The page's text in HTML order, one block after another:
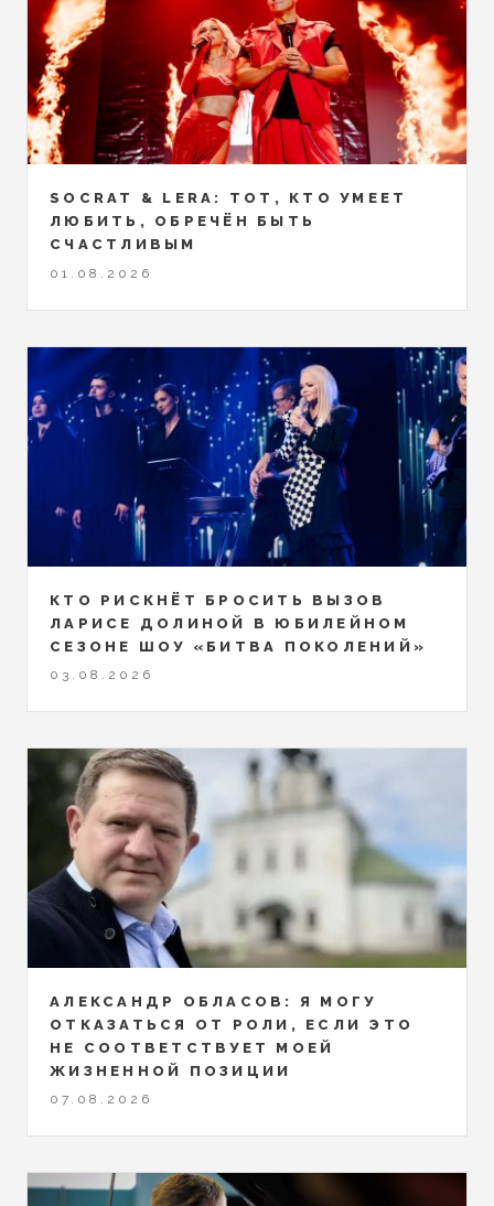
SOCRAT & LERA: ТОТ, КТО УМЕЕТ
ЛЮБИТЬ, ОБРЕЧЁН БЫТЬ
СЧАСТЛИВЫМ
01.08.2026
КТО РИСКНЁТ БРОСИТЬ ВЫЗОВ
ЛАРИСЕ ДОЛИНОЙ В ЮБИЛЕЙНОМ
СЕЗОНЕ ШОУ «БИТВА ПОКОЛЕНИЙ»
03.08.2026
АЛЕКСАНДР ОБЛАСОВ: Я МОГУ
ОТКАЗАТЬСЯ ОТ РОЛИ, ЕСЛИ ЭТО
НЕ СООТВЕТСТВУЕТ МОЕЙ
ЖИЗНЕННОЙ ПОЗИЦИИ
07.08.2026